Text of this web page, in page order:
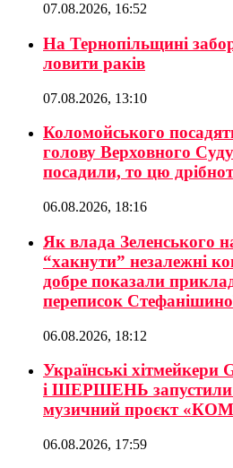
07.08.2026, 16:52
На Тернопільщині
ловити раків
07.08.2026, 13:10
Коломойського
голову Верховного
посадили, то цю
06.08.2026, 18:16
Як влада Зеленського
“хакнути” незалежні
добре показали
переписок
06.08.2026, 18:12
Українські хітмейкери
і ШЕРШЕНЬ запустили
музичний проєкт
06.08.2026, 17:59